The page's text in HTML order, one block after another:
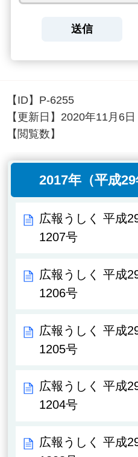
【ID】 P-6255
【更新日】 2020年11月6日
【閲覧数】
2017年（平成
広報うしく 平成
1207号
広報うしく 平成
1206号
広報うしく 平成
1205号
広報うしく 平成
1204号
広報うしく 平成